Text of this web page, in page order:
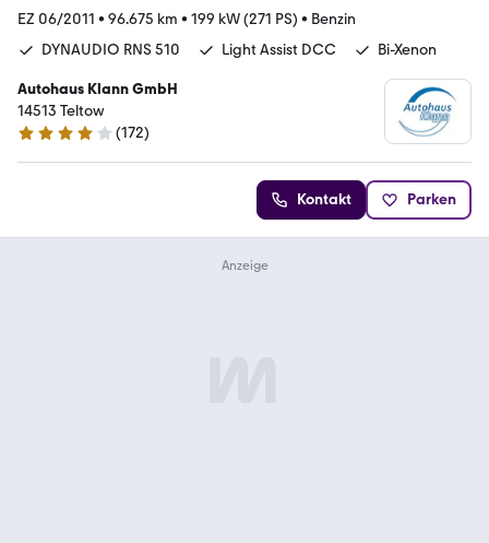
EZ 06/2011 • 96.675 km • 199 kW (271 PS) • Benzin
DYNAUDIO RNS 510
Light Assist DCC Bi-Xenon
Autohaus Klann GmbH
14513 Teltow
4 Sterne
(172)
Kontakt Parken